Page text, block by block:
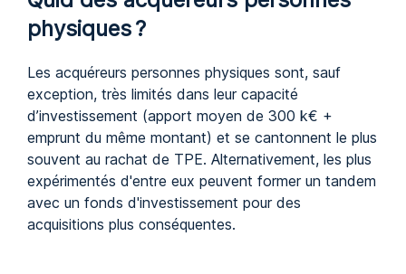
physiques ?
Les acquéreurs personnes physiques sont, sauf
exception, très limités dans leur capacité
d’investissement (apport moyen de 300 k€ +
emprunt du même montant) et se cantonnent le plus
souvent au rachat de TPE. Alternativement, les plus
expérimentés d'entre eux peuvent former un tandem
avec un fonds d'investissement pour des
acquisitions plus conséquentes.